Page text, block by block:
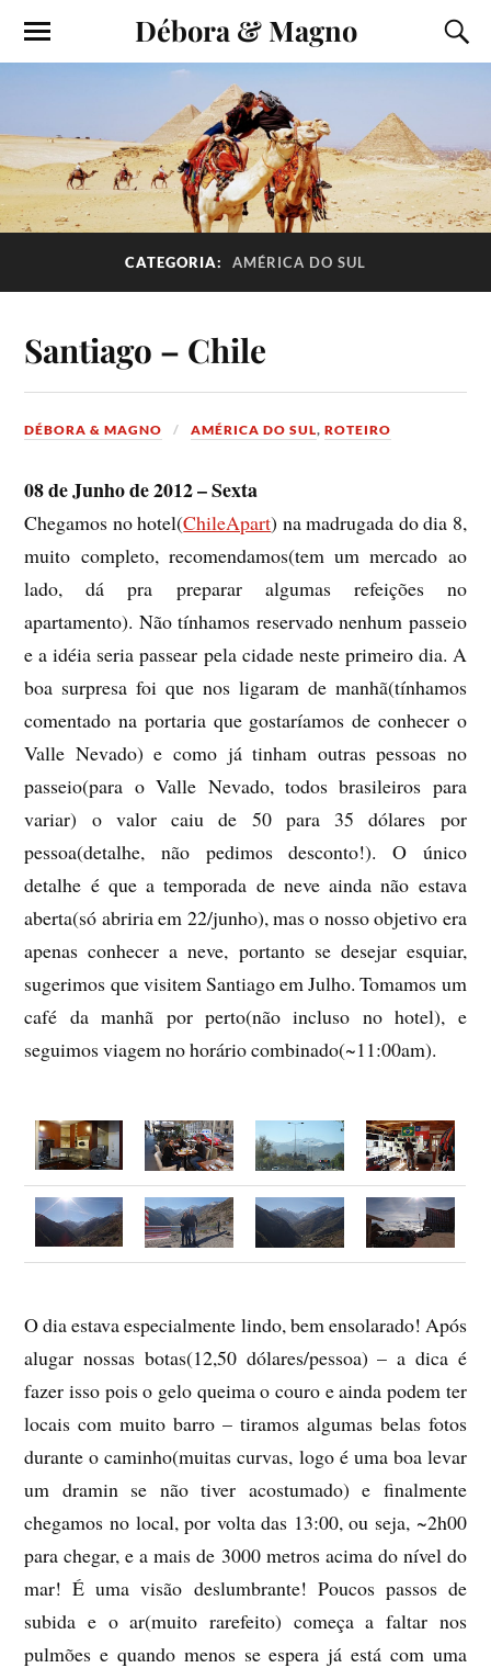
Débora & Magno
CATEGORIA: AMÉRICA DO SUL
Santiago – Chile
DÉBORA & MAGNO AMÉRICA DO SUL,ROTEIRO
08 de Junho de 2012 – Sexta
Chegamos no hotel(ChileApart) na madrugada do dia 8,
muito completo, recomendamos(tem um mercado ao
lado, dá pra preparar algumas refeições no
apartamento). Não tínhamos reservado nenhum passeio
e a idéia seria passear pela cidade neste primeiro dia. A
boa surpresa foi que nos ligaram de manhã(tínhamos
comentado na portaria que gostaríamos de conhecer o
Valle Nevado) e como já tinham outras pessoas no
passeio(para o Valle Nevado, todos brasileiros para
variar) o valor caiu de 50 para 35 dólares por
pessoa(detalhe, não pedimos desconto!). O único
detalhe é que a temporada de neve ainda não estava
aberta(só abriria em 22/junho), mas o nosso objetivo era
apenas conhecer a neve, portanto se desejar esquiar,
sugerimos que visitem Santiago em Julho. Tomamos um
café da manhã por perto(não incluso no hotel), e
seguimos viagem no horário combinado(~11:00am).
O dia estava especialmente lindo, bem ensolarado! Após
alugar nossas botas(12,50 dólares/pessoa) – a dica é
fazer isso pois o gelo queima o couro e ainda podem ter
locais com muito barro – tiramos algumas belas fotos
durante o caminho(muitas curvas, logo é uma boa levar
um dramin se não tiver acostumado) e finalmente
chegamos no local, por volta das 13:00, ou seja, ~2h00
para chegar, e a mais de 3000 metros acima do nível do
mar! É uma visão deslumbrante! Poucos passos de
subida e o ar(muito rarefeito) começa a faltar nos
pulmões e quando menos se espera já está com uma